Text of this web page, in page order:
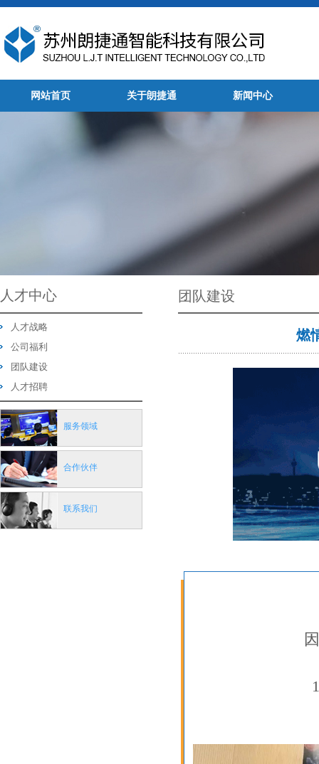
网站首页 关于朗捷通 新闻中心
人才中心
人才战略
公司福利
团队建设
人才招聘
服务领域
合作伙伴
联系我们
团队建设
燃